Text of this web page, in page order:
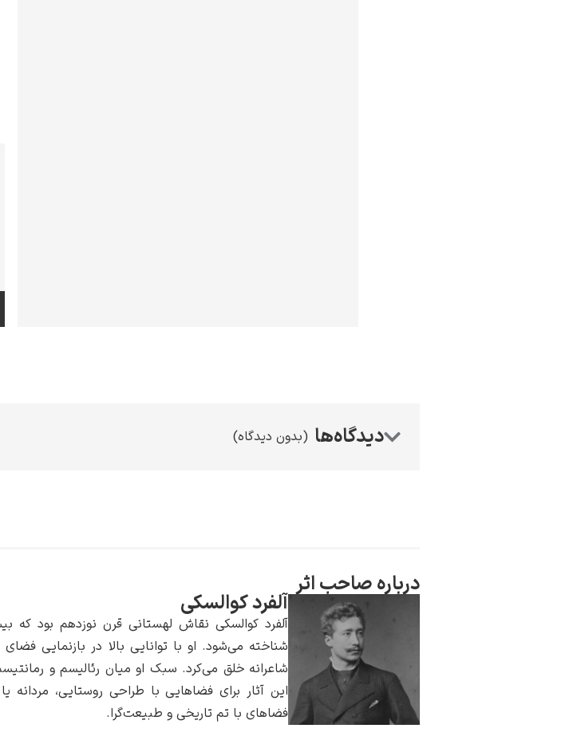
(بدون دیدگاه)
درباره صاحب اثر
آلفرد کوالسکی
آلفرد کوالسکی نقاش لهستانی قرن نوزدهم بود که
شناخته می‌شود. او با توانایی بالا در بازنمایی
شاعرانه خلق می‌کرد. سبک او میان رئالیسم و
این آثار برای فضاهایی با طراحی روستایی، مردانه
فضاهای با تم تاریخی و طبیعت‌گرا.